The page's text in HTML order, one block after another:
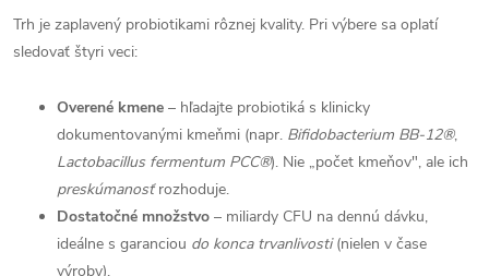
Trh je zaplavený probiotikami rôznej kvality. Pri výbere sa oplatí
sledovať štyri veci:
Overené kmene – hľadajte probiotiká s klinicky
dokumentovanými kmeňmi (napr. Bifidobacterium BB-12®,
Lactobacillus fermentum PCC®). Nie „počet kmeňov", ale ich
preskúmanosťrozhoduje.
Dostatočné množstvo – miliardy CFU na dennú dávku,
ideálne s garanciou do konca trvanlivosti(nielen v čase
výroby).